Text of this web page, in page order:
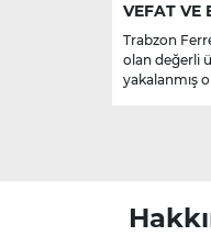
VEFAT VE
Trabzon
olan değerli
yakalanmış